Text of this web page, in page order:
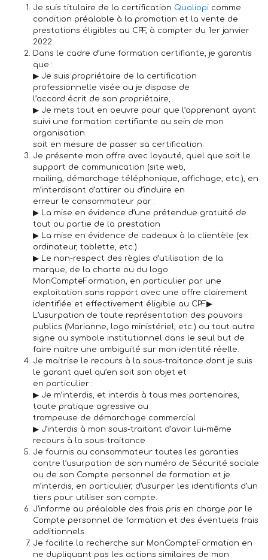
Je suis titulaire de la certification Qualiopi comme
condition préalable à la promotion et la vente de
prestations éligibles au CPF, à compter du 1er janvier
2022.
Dans le cadre d’une formation certifiante, je garantis
que :
▶ Je suis propriétaire de la certification
professionnelle visée ou je dispose de
l’accord écrit de son propriétaire,
▶ Je mets tout en oeuvre pour que l’apprenant ayant
suivi une formation certifiante au sein de mon
organisation
soit en mesure de passer sa certification.
Je présente mon offre avec loyauté, quel que soit le
support de communication (site web,
mailing, démarchage téléphonique, affichage, etc.), en
m’interdisant d’attirer ou d’induire en
erreur le consommateur par :
▶ La mise en évidence d’une prétendue gratuité de
tout ou partie de la prestation
▶ La mise en évidence de cadeaux à la clientèle (ex :
ordinateur, tablette, etc.)
▶ Le non-respect des règles d’utilisation de la
marque, de la charte ou du logo
MonCompteFormation, en particulier par une
exploitation sans rapport avec une offre clairement
identifiée et effectivement éligible au CPF▶
L’usurpation de toute représentation des pouvoirs
publics (Marianne, logo ministériel, etc.) ou tout autre
signe ou symbole institutionnel dans le seul but de
faire naitre une ambiguïté sur mon identité réelle.
Je maitrise le recours à la sous-traitance dont je suis
le garant quel qu’en soit son objet et
en particulier :
▶ Je m’interdis, et interdis à tous mes partenaires,
toute pratique agressive ou
trompeuse de démarchage commercial
▶ J’interdis à mon sous-traitant d’avoir lui-même
recours à la sous-traitance
Je fournis au consommateur toutes les garanties
contre l’usurpation de son numéro de Sécurité sociale
ou de son Compte personnel de formation et je
m’interdis, en particulier, d’usurper les identifiants d’un
tiers pour utiliser son compte.
J’informe au préalable des frais pris en charge par le
Compte personnel de formation et des éventuels frais
additionnels.
Je facilite la recherche sur MonCompteFormation en
ne dupliquant pas les actions similaires de mon